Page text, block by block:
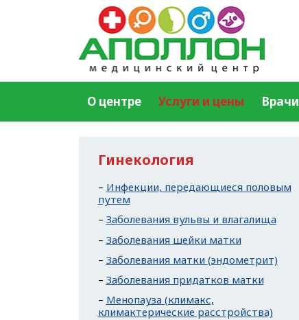
О центре Услуги и цены Врачи
Гинекология
Инфекции, передающиеся половым
путем
Заболевания вульвы и влагалища
Заболевания шейки матки
Заболевания матки (эндометрит)
Заболевания придатков матки
Менопауза (климакс,
климактерические расстройства)